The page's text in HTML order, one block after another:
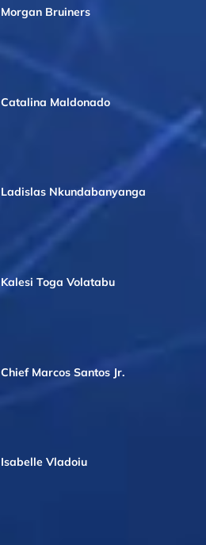
Morgan Bruiners
Catalina Maldonado
Ladislas Nkundabanyanga
Kalesi Toga Volatabu
Chief Marcos Santos Jr.
Isabelle Vladoiu